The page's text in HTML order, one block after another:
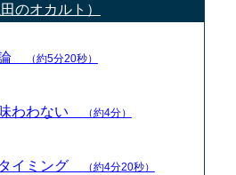
のオカルト）
論 （約5分20秒）
わわない （約4分）
イミング （約4分20秒）